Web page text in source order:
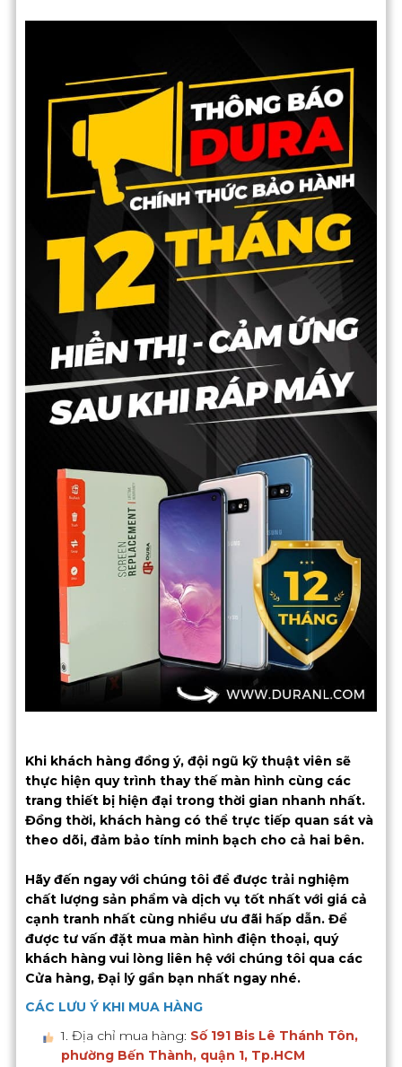
Khi khách hàng đồng ý, đội ngũ kỹ thuật viên sẽ
thực hiện quy trình thay thế màn hình cùng các
trang thiết bị hiện đại trong thời gian nhanh nhất.
Đồng thời, khách hàng có thể trực tiếp quan sát và
theo dõi, đảm bảo tính minh bạch cho cả hai bên.
Hãy đến ngay với chúng tôi để được trải nghiệm
chất lượng sản phẩm và dịch vụ tốt nhất với giá cả
cạnh tranh nhất cùng nhiều ưu đãi hấp dẫn. Để
được tư vấn đặt mua màn hình điện thoại, quý
khách hàng vui lòng liên hệ với chúng tôi qua các
Cửa hàng, Đại lý gần bạn nhất ngay nhé.
CÁC LƯU Ý KHI MUA HÀNG
1. Địa chỉ mua hàng: Số 191 Bis Lê Thánh Tôn,
phường Bến Thành, quận 1, Tp.HCM